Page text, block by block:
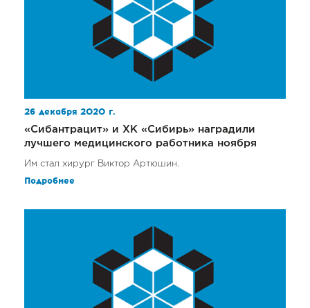
26 декабря 2020 г.
«Сибантрацит» и ХК «Сибирь» наградили
лучшего медицинского работника ноября
Им стал хирург Виктор Артюшин.
Подробнее